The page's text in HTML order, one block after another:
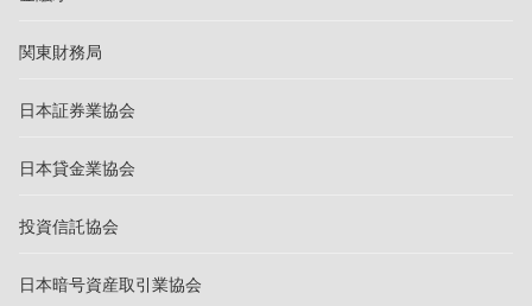
関東財務局
日本証券業協会
日本貸金業協会
投資信託協会
日本暗号資産取引業協会